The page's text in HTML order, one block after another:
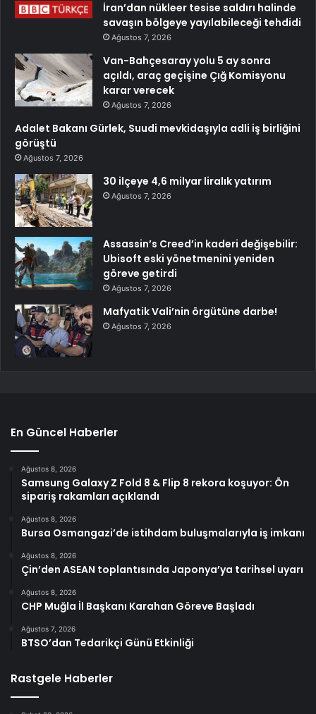
İran’dan nükleer tesise saldırı halinde
savaşın bölgeye yayılabileceği tehdidi
Ağustos 7, 2026
Van-Bahçesaray yolu 5 ay sonra
açıldı, araç geçişine Çığ Komisyonu
karar verecek
Ağustos 7, 2026
Adalet Bakanı Gürlek, Suudi mevkidaşıyla adli iş birliğini
görüştü
Ağustos 7, 2026
30 ilçeye 4,6 milyar liralık yatırım
Ağustos 7, 2026
Assassin’s Creed’in kaderi değişebilir:
Ubisoft eski yönetmenini yeniden
göreve getirdi
Ağustos 7, 2026
Mafyatik Vali’nin örgütüne darbe!
Ağustos 7, 2026
En Güncel Haberler
Ağustos 8, 2026
Samsung Galaxy Z Fold 8 & Flip 8 rekora koşuyor: Ön
sipariş rakamları açıklandı
Ağustos 8, 2026
Bursa Osmangazi’de istihdam buluşmalarıyla iş imkanı
Ağustos 8, 2026
Çin’den ASEAN toplantısında Japonya’ya tarihsel uyarı
Ağustos 8, 2026
CHP Muğla İl Başkanı Karahan Göreve Başladı
Ağustos 7, 2026
BTSO’dan Tedarikçi Günü Etkinliği
Rastgele Haberler